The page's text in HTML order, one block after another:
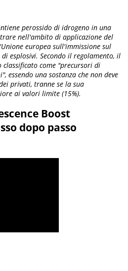
perossido di idrogeno in una
nell'ambito di applicazione del
europea sull'immissione sul
esplosivi. Secondo il regolamento, il
come "precursori di
essendo una sostanza che non deve
privati, tranne se la sua
ai valori limite (15%).
Boost
dopo passo